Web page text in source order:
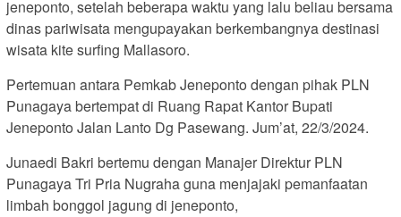
jeneponto, setelah beberapa waktu yang lalu beliau bersama
dinas pariwisata mengupayakan berkembangnya destinasi
wisata kite surfing Mallasoro.
Pertemuan antara Pemkab Jeneponto dengan pihak PLN
Punagaya bertempat di Ruang Rapat Kantor Bupati
Jeneponto Jalan Lanto Dg Pasewang. Jum’at, 22/3/2024.
Junaedi Bakri bertemu dengan Manajer Direktur PLN
Punagaya Tri Pria Nugraha guna menjajaki pemanfaatan
limbah bonggol jagung di jeneponto,